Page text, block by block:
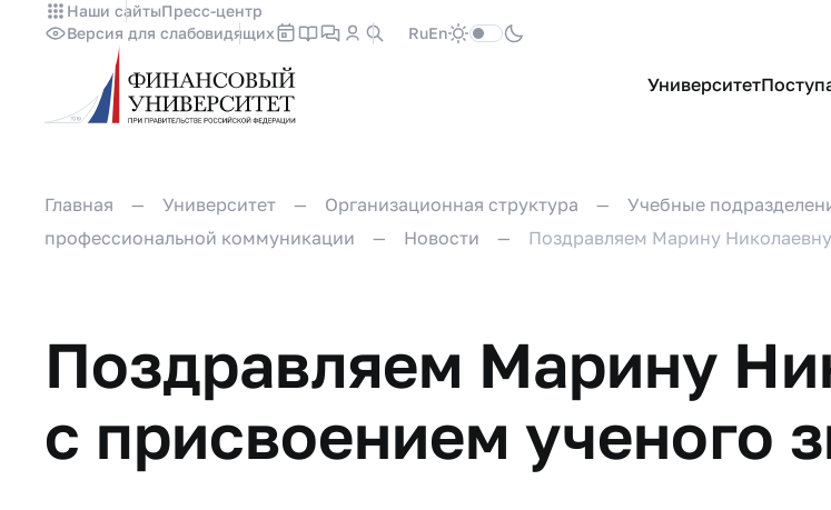
Наши сайтыПресс-центр
Версия для слабовидящих
RuEn
Университет
Главная Университет Организационная структура Учебные
профессиональной коммуникации
Новости Поздравляем Марину
Поздравляем Марину
с присвоением ученого